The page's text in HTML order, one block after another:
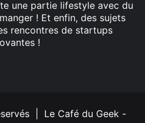
une partie lifestyle avec du
! Et enfin, des sujets
rencontres de startups
!
| Le Café du Geek -